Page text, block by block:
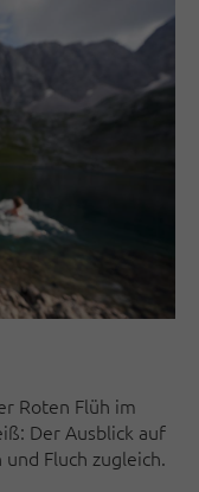
Roten Flüh im
Der Ausblick auf
Fluch zugleich.